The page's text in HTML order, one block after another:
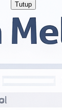
Tutup
Istimewa